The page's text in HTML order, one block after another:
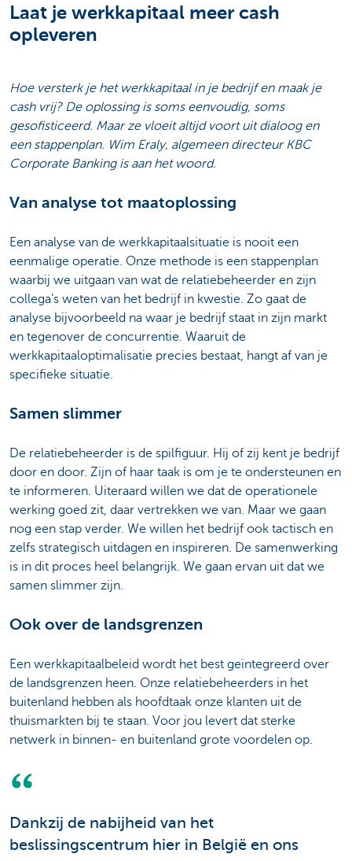
Laat je werkkapitaal meer cash
opleveren
Hoe versterk je het werkkapitaal in je bedrijf en maak je
cash vrij? De oplossing is soms eenvoudig, soms
gesofisticeerd. Maar ze vloeit altijd voort uit dialoog en
een stappenplan. Wim Eraly, algemeen directeur KBC
Corporate Banking is aan het woord.
Van analyse tot maatoplossing
Een analyse van de werkkapitaalsituatie is nooit een
eenmalige operatie. Onze methode is een stappenplan
waarbij we uitgaan van wat de relatiebeheerder en zijn
collega’s weten van het bedrijf in kwestie. Zo gaat de
analyse bijvoorbeeld na waar je bedrijf staat in zijn markt
en tegenover de concurrentie. Waaruit de
werkkapitaaloptimalisatie precies bestaat, hangt af van je
specifieke situatie.
Samen slimmer
De relatiebeheerder is de spilfiguur. Hij of zij kent je bedrijf
door en door. Zijn of haar taak is om je te ondersteunen en
te informeren. Uiteraard willen we dat de operationele
werking goed zit, daar vertrekken we van. Maar we gaan
nog een stap verder. We willen het bedrijf ook tactisch en
zelfs strategisch uitdagen en inspireren. De samenwerking
is in dit proces heel belangrijk. We gaan ervan uit dat we
samen slimmer zijn.
Ook over de landsgrenzen
Een werkkapitaalbeleid wordt het best geïntegreerd over
de landsgrenzen heen. Onze relatiebeheerders in het
buitenland hebben als hoofdtaak onze klanten uit de
thuismarkten bij te staan. Voor jou levert dat sterke
netwerk in binnen- en buitenland grote voordelen op.
Dankzij de nabijheid van het
beslissingscentrum hier in België en ons